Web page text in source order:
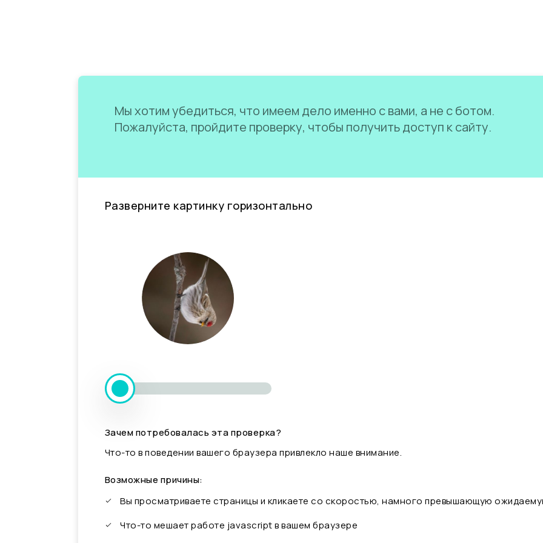
Мы хотим убедиться, что имеем дело именно с вами, а не с ботом.
Пожалуйста, пройдите проверку, чтобы получить доступ к сайту.
Разверните картинку горизонтально
Зачем потребовалась эта проверка?
Что-то в поведении вашего браузера привлекло наше внимание.
Возможные причины:
Вы просматриваете страницы и кликаете со скоростью, намного превышающую
Что-то мешает работе javascript в вашем браузере